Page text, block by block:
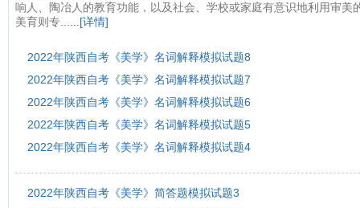
响人、陶冶人的教育功能，以及社会、学校或家庭有意识地利用审
美育则专...
...[详情]
2022年陕西自考《美学》名词解释模拟试题8
2022年陕西自考《美学》名词解释模拟试题7
2022年陕西自考《美学》名词解释模拟试题6
2022年陕西自考《美学》名词解释模拟试题5
2022年陕西自考《美学》名词解释模拟试题4
2022年陕西自考《美学》简答题模拟试题3